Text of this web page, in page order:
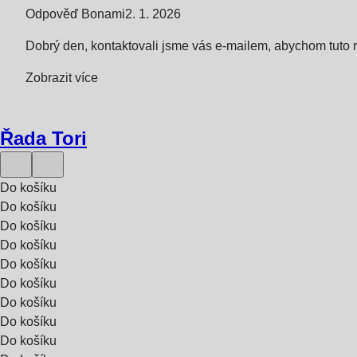
Odpověď Bonami2. 1. 2026
Dobrý den, kontaktovali jsme vás e-mailem, abychom tuto
Zobrazit více
Řada Tori
Do košíku
Do košíku
Do košíku
Do košíku
Do košíku
Do košíku
Do košíku
Do košíku
Do košíku